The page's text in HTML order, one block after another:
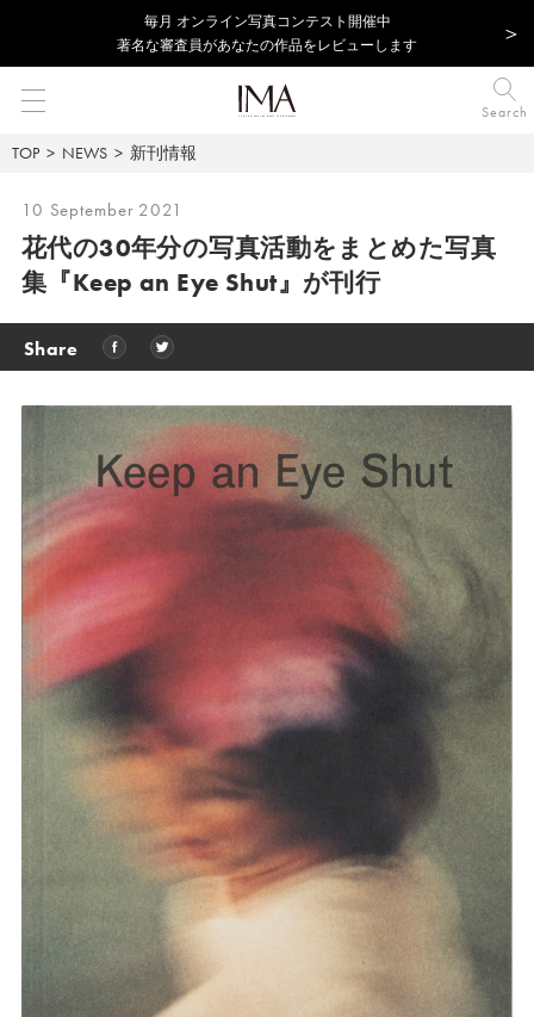
毎⽉ オンライン写真コンテスト開催中
著名な審査員があなたの作品をレビューします
Search
TOP NEWS 新刊情報
10 September 2021
花代の30年分の写真活動をまとめた写真
集 『Keep an Eye Shut』が刊行
Share